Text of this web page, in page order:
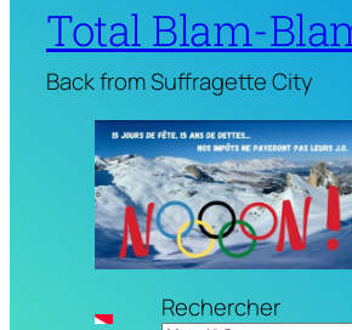
Total Blam-
Back from Suffragette City
Rechercher